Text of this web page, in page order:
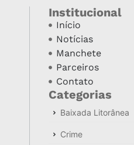
Institucional
Início
Notícias
Manchete
Parceiros
Contato
Categorias
Baixada Litorânea
Crime